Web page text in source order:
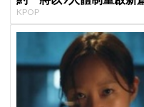
KPOP